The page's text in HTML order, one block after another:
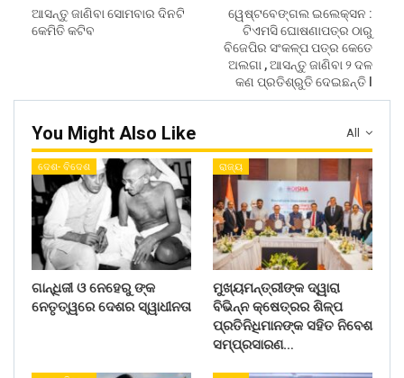
ଆସନ୍ତୁ ଜାଣିବା ସୋମବାର ଦିନଟି
କେମିତି କଟିବ
ୱେଷ୍ଟବେଙ୍ଗଲ ଇଲେକ୍ସନ :
ଟିଏମସି ଘୋଷଣାପତ୍ର ଠାରୁ
ବିଜେପିର ସଂକଳ୍ପ ପତ୍ର କେତେ
ଅଲଗା , ଆସନ୍ତୁ ଜାଣିବା ୨ ଦଳ
କଣ ପ୍ରତିଶ୍ରୁତି ଦେଇଛନ୍ତି l
All
You Might Also Like
ଦେଶ- ବିଦେଶ
ଗାନ୍ଧିଜୀ ଓ ନେହେରୁ ଙ୍କ
ନେତୃତ୍ୱରେ ଦେଶର ସ୍ୱାଧୀନତା
ରାଜ୍ୟ
ମୁଖ୍ୟମନ୍ତ୍ରୀଙ୍କ ଦ୍ୱାରା
ବିଭିନ୍ନ କ୍ଷେତ୍ରର ଶିଳ୍ପ
ପ୍ରତିନିଧିମାନଙ୍କ ସହିତ ନିବେଶ
ସମ୍ପ୍ରସାରଣ…